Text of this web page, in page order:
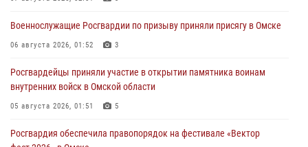
Военнослужащие Росгвардии по призыву приняли присягу в Омске
06 августа 2026, 01:52 3
Росгвардейцы приняли участие в открытии памятника воинам
внутренних войск в Омской области
05 августа 2026, 01:51 5
Росгвардия обеспечила правопорядок на фестивале «Вектор